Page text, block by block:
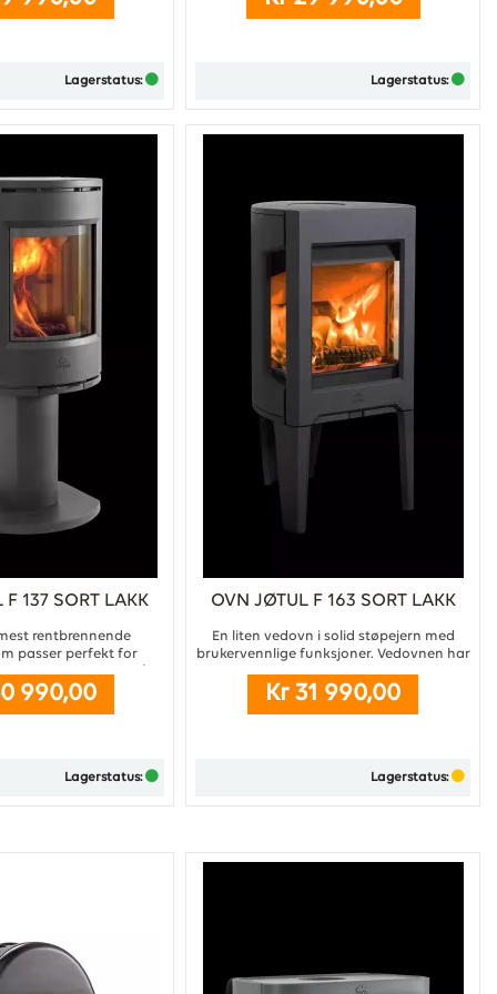
og opptenning. ...
Lagerstatus: Lagerstatus:
137 SORT LAKK
rentbrennende
passer perfekt for
den er utviklet for å
på lav effekt. ...
990,00
Lagerstatus:
OVN JØTUL F 163 SORT LAKK
En liten vedovn i solid støpejern med
brukervennlige funksjoner. Vedovnen har
luftspyling og spesialglass med coating
på sidene, som bidrar til at de holder seg
renere, og gir godt innsyn til flammene
Kr 31 990,00
Lagerstatus: